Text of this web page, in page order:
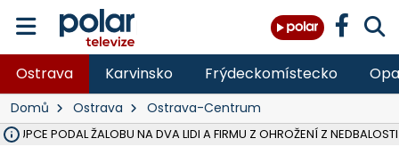
Ostrava Karvinsko Frýdeckomístecko
Domů Ostrava Ostrava-Centrum
PODAL ŽALOBU NA DVA LIDI A FIRMU Z OHROŽENÍ Z NEDBALOSTI